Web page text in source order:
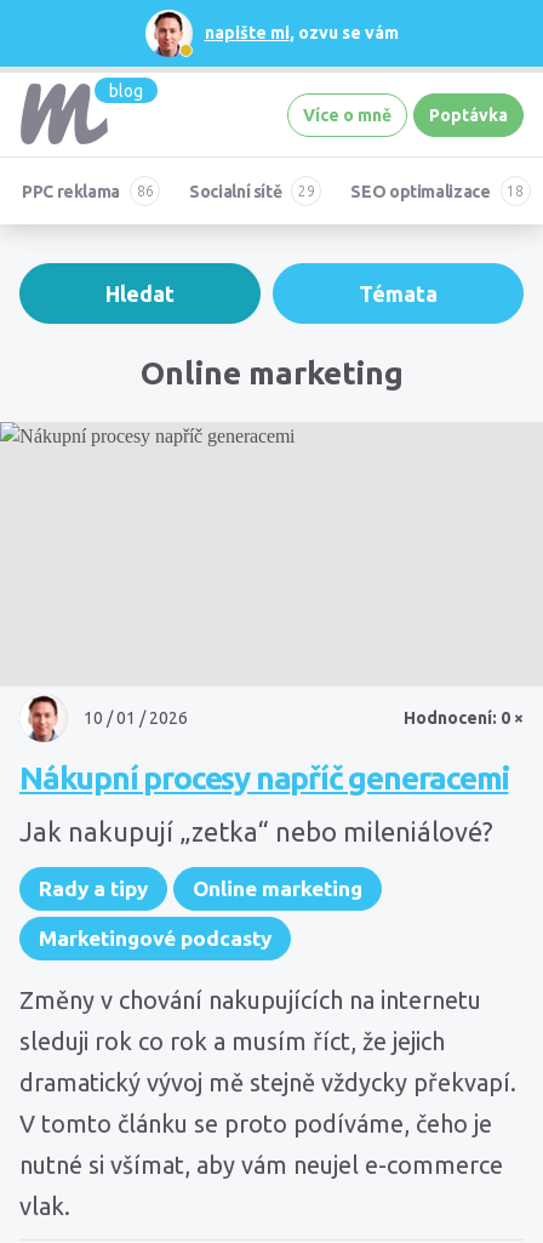
napište mi, ozvu se vám
blog
Více o mně
Poptávka
PPC reklama Socialní sítě SEO optimalizace
Online marketing
Hodnocení: 0 ×
10 / 01 / 2026
Nákupní procesy napříč generacemi
Jak nakupují „zetka“ nebo mileniálové?
Rady a tipy Online marketing
Marketingové podcasty
Změny v chování nakupujících na internetu
sleduji rok co rok a musím říct, že jejich
dramatický vývoj mě stejně vždycky překvapí.
V tomto článku se proto podíváme, čeho je
nutné si všímat, aby vám neujel e-commerce
vlak.
Hledat Témata